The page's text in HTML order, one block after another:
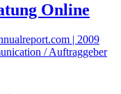
Online